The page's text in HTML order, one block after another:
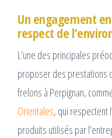
Un engagement
respect de
L’une des principales
proposer des prestations
frelons à Perpignan,
Orientales, qui respectent
produits utilisés par